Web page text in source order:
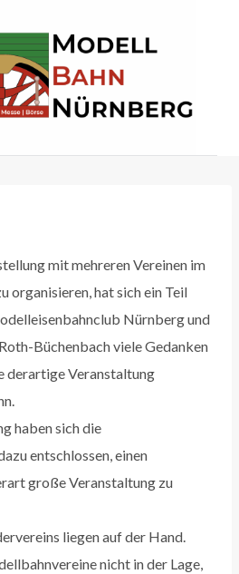
mit mehreren Vereinen im
organisieren, hat sich ein Teil
Nürnberg und
Büchenbach viele Gedanken
derartige Veranstaltung
haben sich die
entschlossen, einen
große Veranstaltung zu
liegen auf der Hand.
nicht in der Lage,